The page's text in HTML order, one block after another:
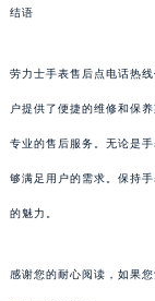
结语
劳力士手表售后点电话热
户提供了便捷的维修和保
专业的售后服务。无论是
够满足用户的需求。保持
的魅力。
感谢您的耐心阅读，如果